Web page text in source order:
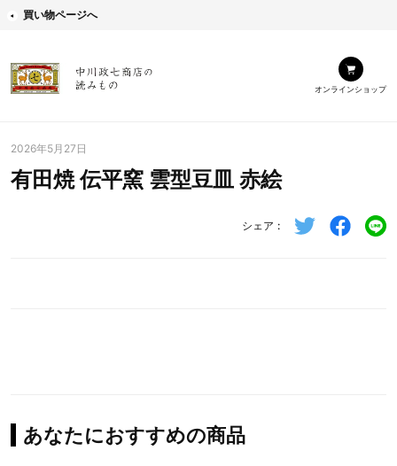
買い物ページへ
オンラインショップ
2026年5月27日
有田焼 伝平窯 雲型豆皿 赤絵
シェア
あなたにおすすめの商品